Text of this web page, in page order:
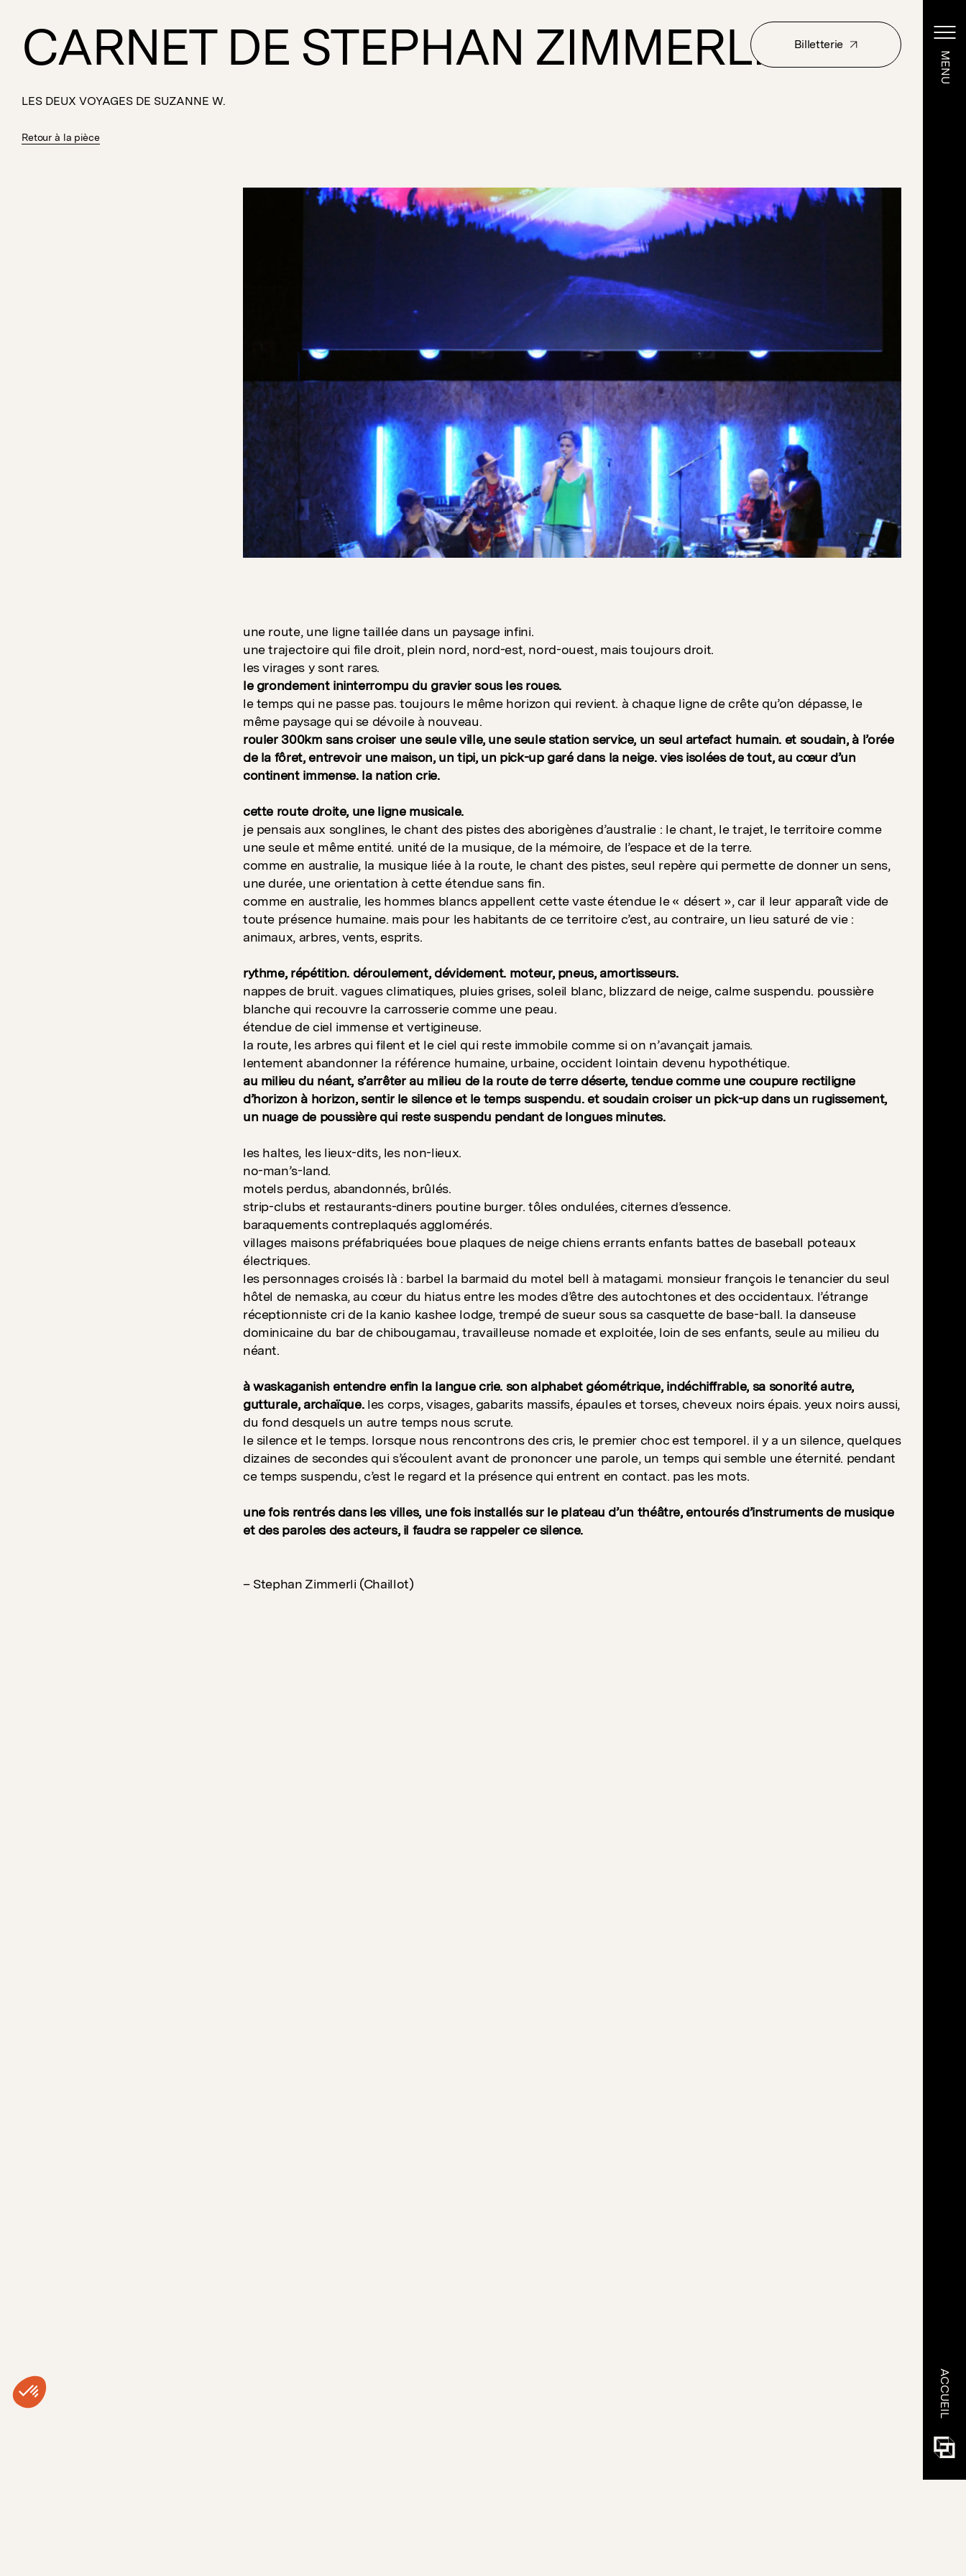
Billetterie
MENU
ACCUEIL
CARNET DE STEPHAN ZIMMERLI
LES DEUX VOYAGES DE SUZANNE W.
Retour à la pièce
une route, une ligne taillée dans un paysage infini.
une trajectoire qui file droit, plein nord, nord-est, nord-ouest, mais toujours droit.
les virages y sont rares.
le grondement ininterrompu du gravier sous les roues.
le temps qui ne passe pas. toujours le même horizon qui revient. à chaque ligne de crête qu’on dépasse, le
même paysage qui se dévoile à nouveau.
rouler 300km sans croiser une seule ville, une seule station service, un seul artefact humain. et soudain, à l’orée
de la fôret, entrevoir une maison, un tipi, un pick-up garé dans la neige. vies isolées de tout, au cœur d’un
continent immense. la nation crie.
cette route droite, une ligne musicale.
je pensais aux songlines, le chant des pistes des aborigènes d’australie : le chant, le trajet, le territoire comme
une seule et même entité. unité de la musique, de la mémoire, de l’espace et de la terre.
comme en australie, la musique liée à la route, le chant des pistes, seul repère qui permette de donner un sens,
une durée, une orientation à cette étendue sans fin.
comme en australie, les hommes blancs appellent cette vaste étendue le « désert », car il leur apparaît vide de
toute présence humaine. mais pour les habitants de ce territoire c’est, au contraire, un lieu saturé de vie :
animaux, arbres, vents, esprits.
rythme, répétition. déroulement, dévidement. moteur, pneus, amortisseurs.
nappes de bruit. vagues climatiques, pluies grises, soleil blanc, blizzard de neige, calme suspendu. poussière
blanche qui recouvre la carrosserie comme une peau.
étendue de ciel immense et vertigineuse.
la route, les arbres qui filent et le ciel qui reste immobile comme si on n’avançait jamais.
lentement abandonner la référence humaine, urbaine, occident lointain devenu hypothétique.
au milieu du néant, s’arrêter au milieu de la route de terre déserte, tendue comme une coupure rectiligne
d’horizon à horizon, sentir le silence et le temps suspendu. et soudain croiser un pick-up dans un rugissement,
un nuage de poussière qui reste suspendu pendant de longues minutes.
les haltes, les lieux-dits, les non-lieux.
no-man’s-land.
motels perdus, abandonnés, brûlés.
strip-clubs et restaurants-diners poutine burger. tôles ondulées, citernes d’essence.
baraquements contreplaqués agglomérés.
villages maisons préfabriquées boue plaques de neige chiens errants enfants battes de baseball poteaux
électriques.
les personnages croisés là : barbel la barmaid du motel bell à matagami. monsieur françois le tenancier du seul
hôtel de nemaska, au cœur du hiatus entre les modes d’être des autochtones et des occidentaux. l’étrange
réceptionniste cri de la kanio kashee lodge, trempé de sueur sous sa casquette de base-ball. la danseuse
dominicaine du bar de chibougamau, travailleuse nomade et exploitée, loin de ses enfants, seule au milieu du
néant.
à waskaganish entendre enfin la langue crie. son alphabet géométrique, indéchiffrable, sa sonorité autre,
gutturale, archaïque.les corps, visages, gabarits massifs, épaules et torses, cheveux noirs épais. yeux noirs aussi,
du fond desquels un autre temps nous scrute.
le silence et le temps. lorsque nous rencontrons des cris, le premier choc est temporel. il y a un silence, quelques
dizaines de secondes qui s’écoulent avant de prononcer une parole, un temps qui semble une éternité. pendant
ce temps suspendu, c’est le regard et la présence qui entrent en contact. pas les mots.
une fois rentrés dans les villes, une fois installés sur le plateau d’un théâtre, entourés d’instruments de musique
et des paroles des acteurs, il faudra se rappeler ce silence.
– Stephan Zimmerli (Chaillot)